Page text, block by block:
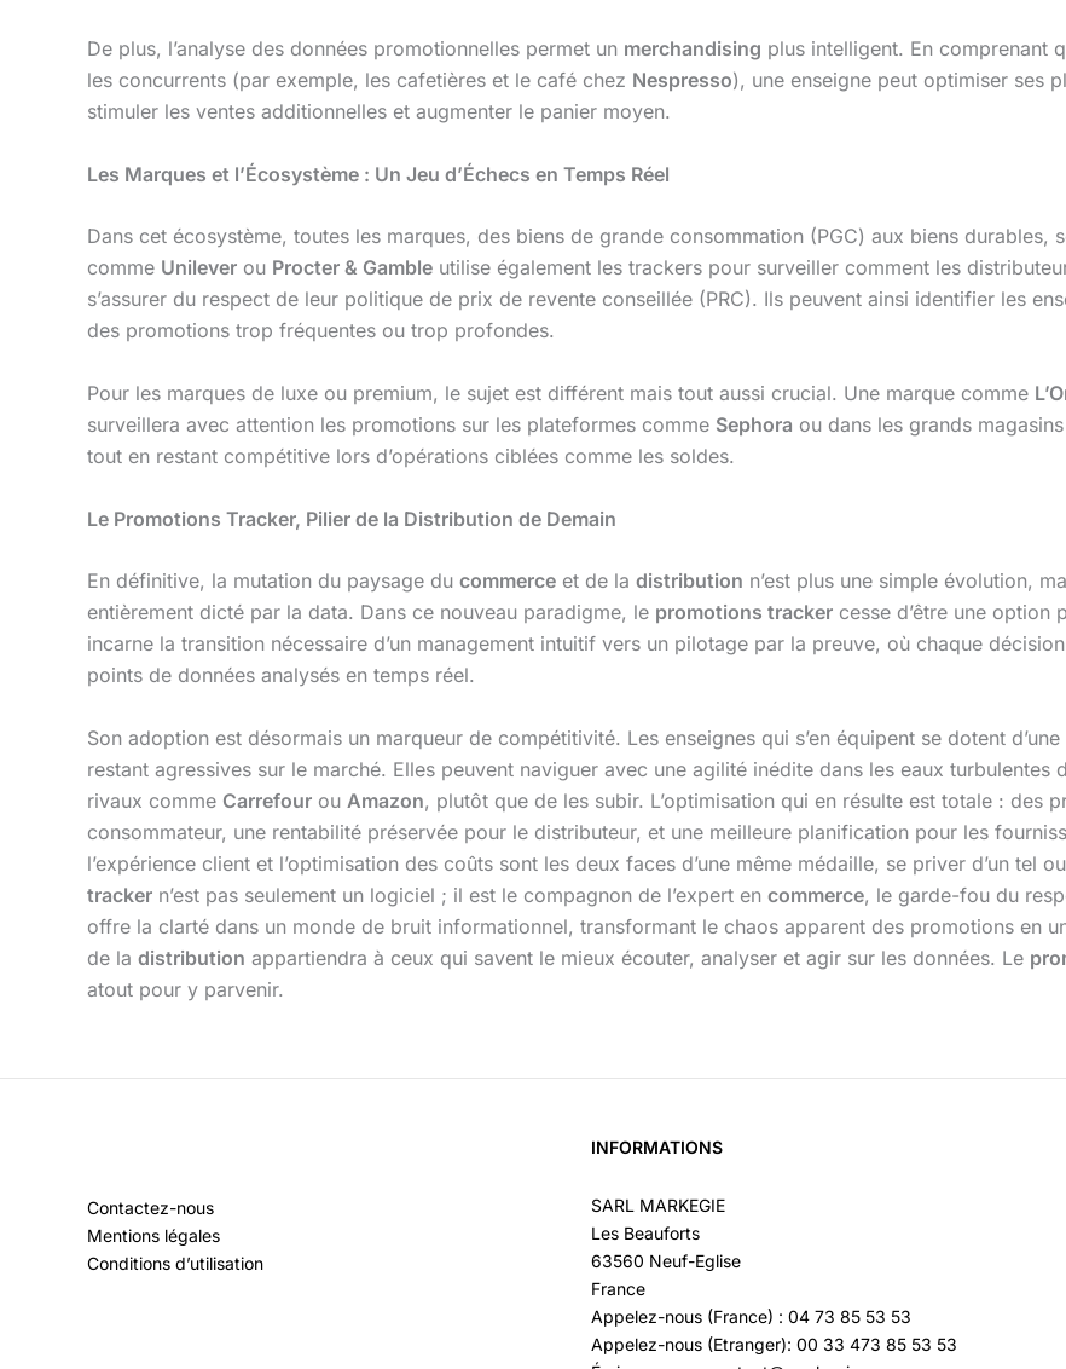
De plus, l’analyse des données promotionnelles permet un merchandising plus intelligent. En comprenant
les concurrents (par exemple, les cafetières et le café chez Nespresso), une enseigne peut optimiser ses
stimuler les ventes additionnelles et augmenter le panier moyen.
Les Marques et l’Écosystème : Un Jeu d’Échecs en Temps Réel
Dans cet écosystème, toutes les marques, des biens de grande consommation (PGC) aux biens durables,
comme Unilever ou Procter & Gamble utilise également les trackers pour surveiller comment les
s’assurer du respect de leur politique de prix de revente conseillée (PRC). Ils peuvent ainsi identifier les
des promotions trop fréquentes ou trop profondes.
Pour les marques de luxe ou premium, le sujet est différent mais tout aussi crucial. Une marque comme
surveillera avec attention les promotions sur les plateformes comme Sephora ou dans les grands
tout en restant compétitive lors d’opérations ciblées comme les soldes.
Le Promotions Tracker, Pilier de la Distribution de Demain
En définitive, la mutation du paysage du commerce et de la distribution n’est plus une simple évolution,
entièrement dicté par la data. Dans ce nouveau paradigme, le promotions tracker cesse d’être une
incarne la transition nécessaire d’un management intuitif vers un pilotage par la preuve, où chaque
points de données analysés en temps réel.
Son adoption est désormais un marqueur de compétitivité. Les enseignes qui s’en équipent se dotent
restant agressives sur le marché. Elles peuvent naviguer avec une agilité inédite dans les eaux
rivaux comme Carrefour ou Amazon, plutôt que de les subir. L’optimisation qui en résulte est totale : des
consommateur, une rentabilité préservée pour le distributeur, et une meilleure planification pour les
l’expérience client et l’optimisation des coûts sont les deux faces d’une même médaille, se priver d’un tel
tracker n’est pas seulement un logiciel ; il est le compagnon de l’expert en commerce, le garde-fou du
offre la clarté dans un monde de bruit informationnel, transformant le chaos apparent des promotions en
de la distribution appartiendra à ceux qui savent le mieux écouter, analyser et agir sur les données. Le
atout pour y parvenir.
Contactez-nous
Mentions légales
Conditions d’utilisation
INFORMATIONS
SARL MARKEGIE
Les Beauforts
63560 Neuf-Eglise
France
Appelez-nous (France) : 04 73 85 53 53
Appelez-nous (Etranger): 00 33 473 85 53 53